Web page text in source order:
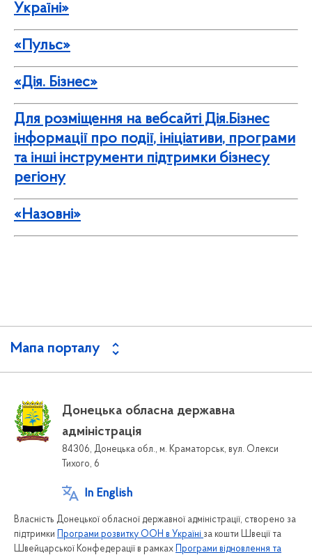
Україні»
«Пульс»
«Дія. Бізнес»
Для розміщення на вебсайті Дія.Бізнес
інформації про події, ініціативи, програми
та інші інструменти підтримки бізнесу
регіону
«Назовні»
Мапа порталу
Донецька обласна державна
адміністрація
84306, Донецька обл., м. Краматорськ, вул. Олекси
Тихого, 6
In English
Власність Донецької обласної державної адміністрації, створено за
підтримки Програми розвитку ООН в Україні за кошти Швеції та
Швейцарської Конфедерації в рамках Програми відновлення та